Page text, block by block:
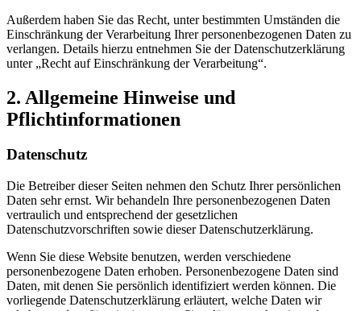
Außerdem haben Sie das Recht, unter bestimmten Umständen die
Einschränkung der Verarbeitung Ihrer personenbezogenen Daten zu
verlangen. Details hierzu entnehmen Sie der Datenschutzerklärung
unter „Recht auf Einschränkung der Verarbeitung“.
2. Allgemeine Hinweise und
Pflichtinformationen
Datenschutz
Die Betreiber dieser Seiten nehmen den Schutz Ihrer persönlichen
Daten sehr ernst. Wir behandeln Ihre personenbezogenen Daten
vertraulich und entsprechend der gesetzlichen
Datenschutzvorschriften sowie dieser Datenschutzerklärung.
Wenn Sie diese Website benutzen, werden verschiedene
personenbezogene Daten erhoben. Personenbezogene Daten sind
Daten, mit denen Sie persönlich identifiziert werden können. Die
vorliegende Datenschutzerklärung erläutert, welche Daten wir